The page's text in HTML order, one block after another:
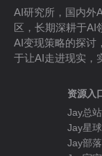
AI研究所，国内外
区，长期深耕于AI
AI变现策略的探讨
于让AI走进现实，
资源入
Jay总站
Jay星球
Jay部落